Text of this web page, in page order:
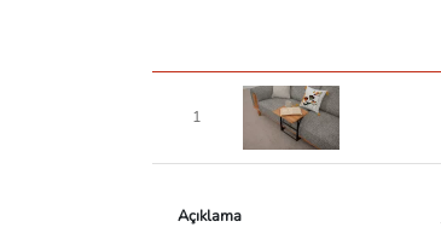
1
Açıklama